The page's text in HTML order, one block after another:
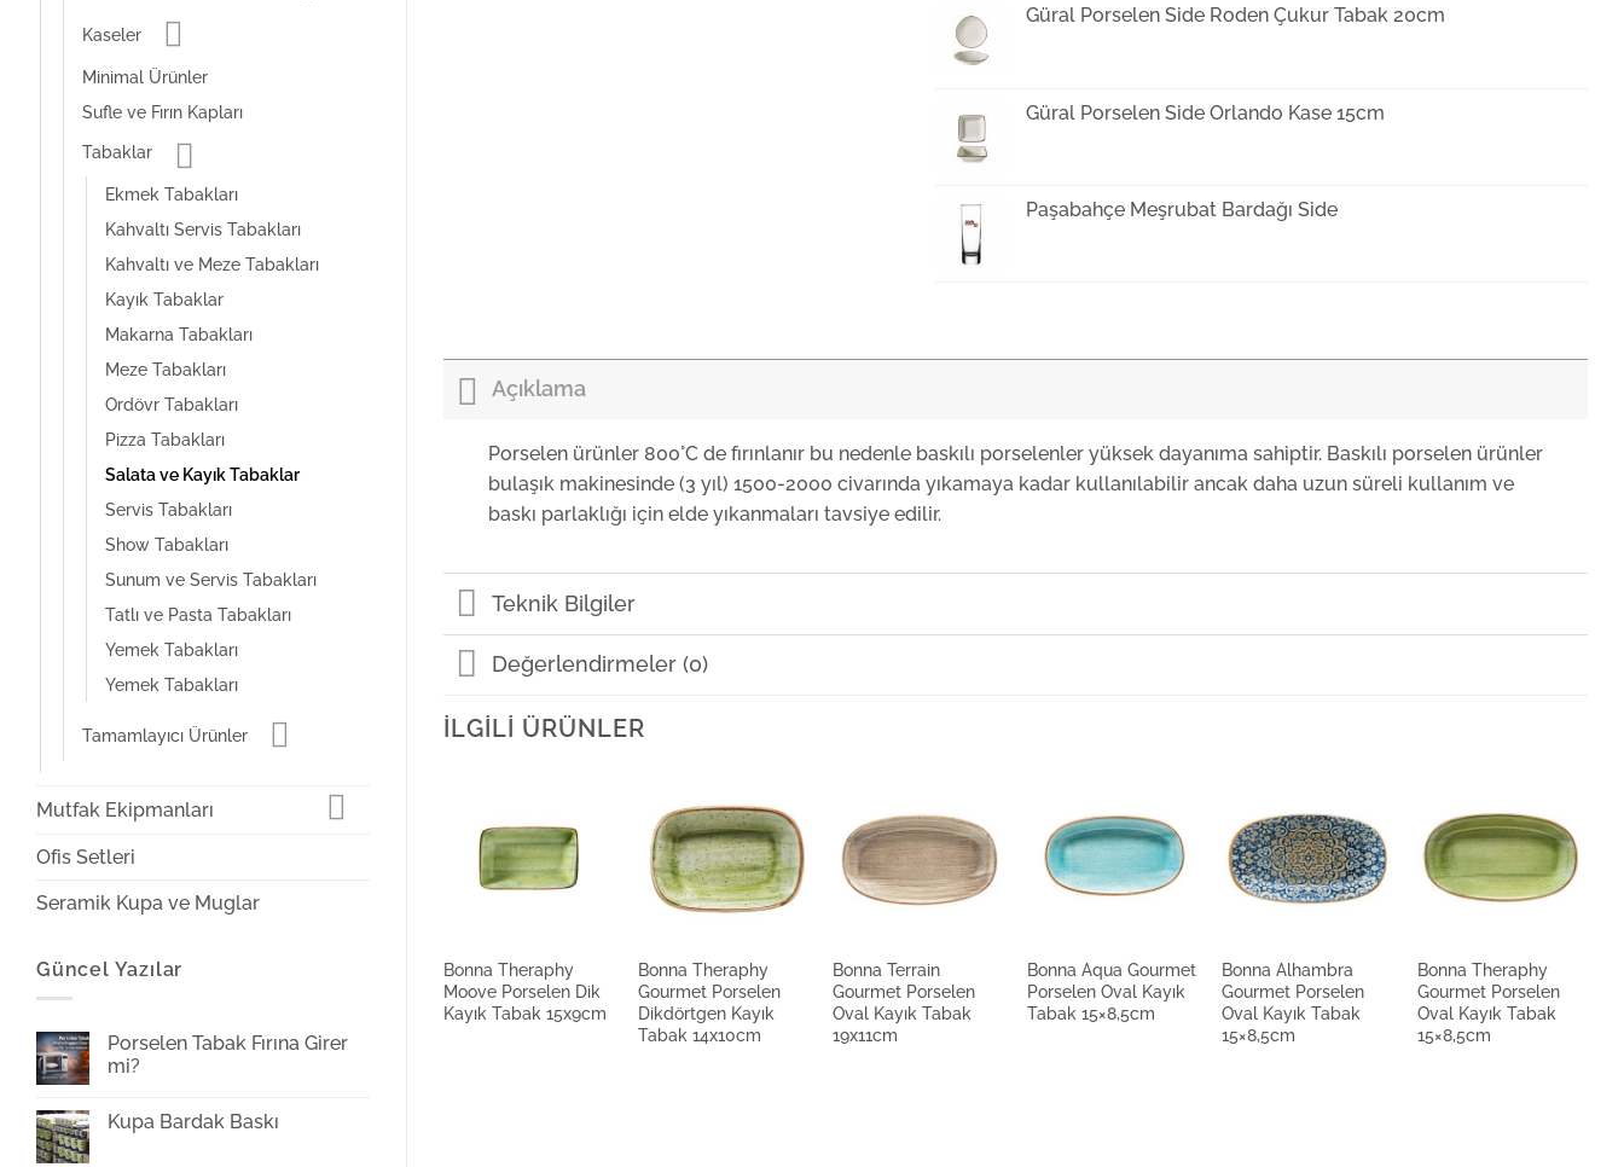
Kaseler
Minimal Ürünler
Sufle ve Fırın Kapları
Tabaklar
Ekmek Tabakları
Kahvaltı Servis Tabakları
Kahvaltı ve Meze Tabakları
Kayık Tabaklar
Makarna Tabakları
Meze Tabakları
Ordövr Tabakları
Pizza Tabakları
Salata ve Kayık Tabaklar
Servis Tabakları
Show Tabakları
Sunum ve Servis Tabakları
Tatlı ve Pasta Tabakları
Yemek Tabakları
Yemek Tabakları
Tamamlayıcı Ürünler
Mutfak Ekipmanları
Ofis Setleri
Seramik Kupa ve Muglar
Güncel Yazılar
Porselen Tabak Fırına Girer
mi?
Porselen
Tabak
Kupa Bardak Baskı
Güral Porselen Side Roden Çukur Tabak 20cm
Güral Porselen Side Orlando Kase 15cm
Paşabahçe Meşrubat Bardağı Side
Güral Porselen Side Orlando Düz Tabak 31cm
Güral Porselen Side Düz Tabak 19cm
Açıklama
Porselen ürünler 800°C de fırınlanır bu nedenle baskılı porselenler yüksek dayanıma sahiptir. Baskılı porselen ürünler
bulaşık makinesinde (3 yıl) 1500-2000 civarında yıkamaya kadar kullanılabilir ancak daha uzun süreli kullanım ve
baskı parlaklığı için elde yıkanmaları tavsiye edilir.
Teknik Bilgiler
Değerlendirmeler (0)
İLGILI ÜRÜNLER
Bonna Theraphy
Moove Porselen Dik
Kayık Tabak 15x9cm
Bonna Theraphy
Gourmet Porselen
Dikdörtgen Kayık
Tabak 14x10cm
Bonna Terrain
Gourmet Porselen
Oval Kayık Tabak
19x11cm
Bonna Aqua Gourmet
Porselen Oval Kayık
Tabak 15×8,5cm
Bonna Alhambra
Gourmet Porselen
Oval Kayık Tabak
15×8,5cm
Bonna Theraphy
Gourmet Porselen
Oval Kayık Tabak
15×8,5cm